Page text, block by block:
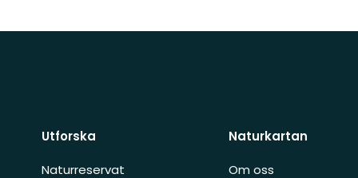
Utforska
Naturreservat
Naturkartan
Om oss